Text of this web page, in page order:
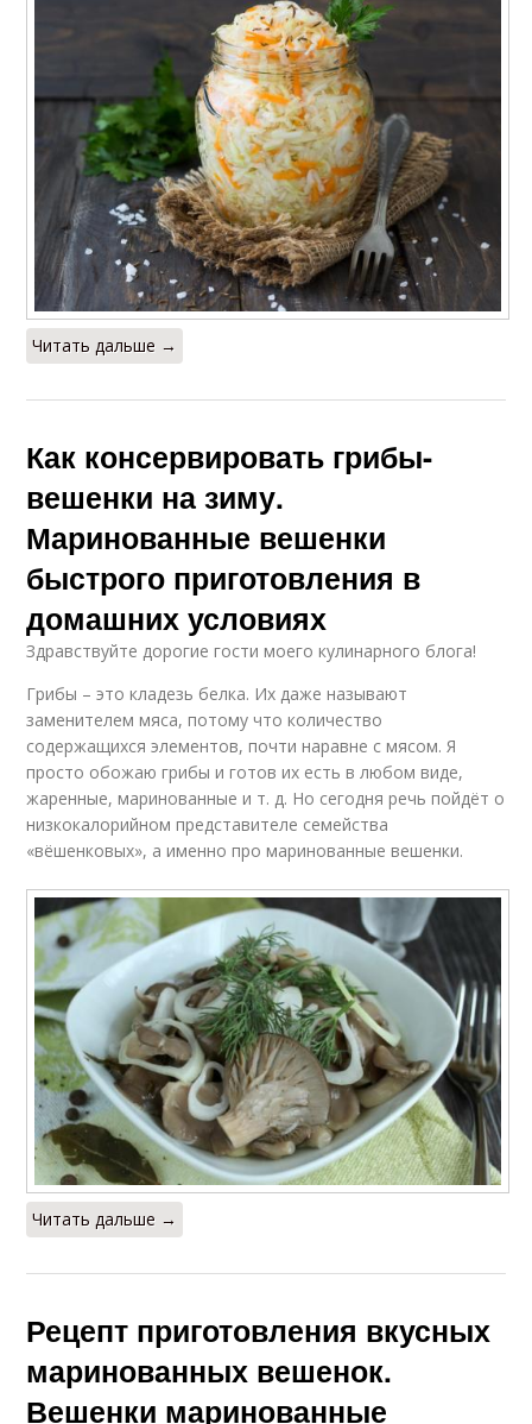
Читать дальше →
Как консервировать грибы-
вешенки на зиму.
Маринованные вешенки
быстрого приготовления в
домашних условиях
Здравствуйте дорогие гости моего кулинарного блога!
Грибы – это кладезь белка. Их даже называют
заменителем мяса, потому что количество
содержащихся элементов, почти наравне с мясом. Я
просто обожаю грибы и готов их есть в любом виде,
жаренные, маринованные и т. д. Но сегодня речь пойдёт о
низкокалорийном представителе семейства
«вёшенковых», а именно про маринованные вешенки.
Читать дальше →
Рецепт приготовления вкусных
маринованных вешенок.
Вешенки маринованные